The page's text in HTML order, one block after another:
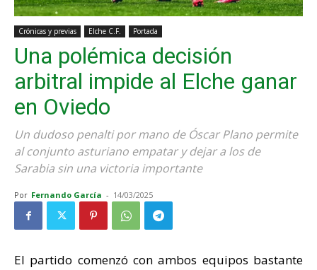
Crónicas y previas Elche C.F. Portada
Una polémica decisión
arbitral impide al Elche ganar
en Oviedo
Un dudoso penalti por mano de Óscar Plano permite
al conjunto asturiano empatar y dejar a los de
Sarabia sin una victoria importante
Por Fernando García - 14/03/2025
El partido comenzó con ambos equipos bastante